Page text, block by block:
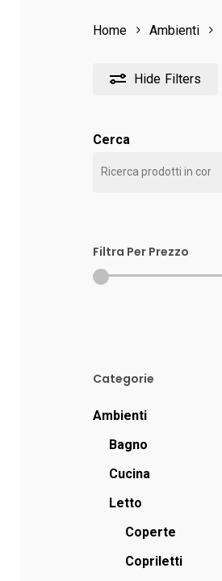
Home Ambienti
Hide Filters
Cerca
Filtra Per Prezzo
Categorie
Ambienti
Bagno
Cucina
Letto
Coperte
Copriletti